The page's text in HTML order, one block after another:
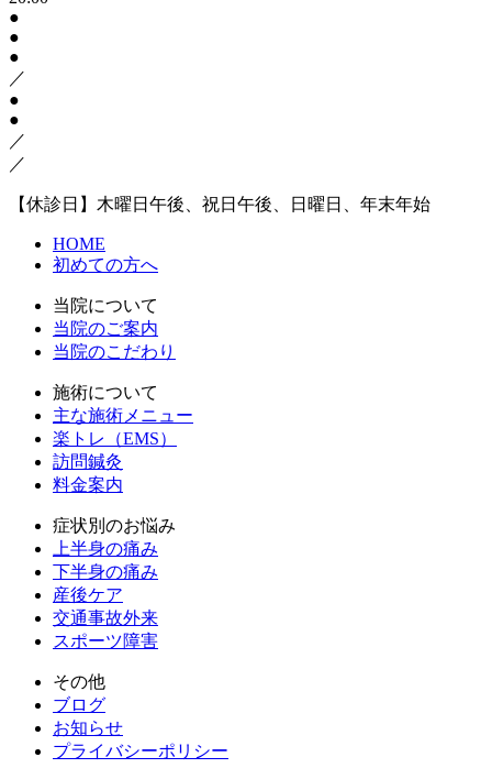
●
●
●
／
●
●
／
／
【休診日】木曜日午後、祝日午後、日曜日、年末年始
HOME
初めての方へ
当院について
当院のご案内
当院のこだわり
施術について
主な施術メニュー
楽トレ（EMS）
訪問鍼灸
料金案内
症状別のお悩み
上半身の痛み
下半身の痛み
産後ケア
交通事故外来
スポーツ障害
その他
ブログ
お知らせ
プライバシーポリシー